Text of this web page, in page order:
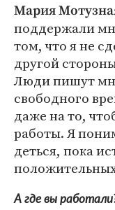
Мария
поддержали
том, что я не
другой
Люди пишут
свободного
даже на то,
работы. Я
деться, пока
А где вы